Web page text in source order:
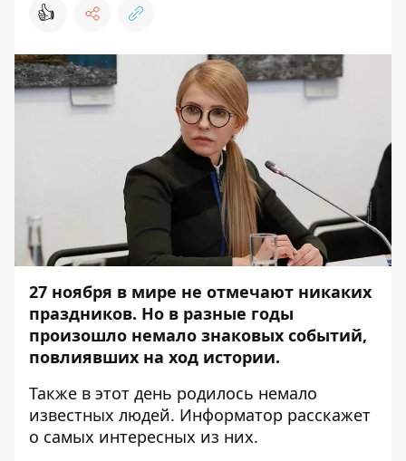
👍
27 ноября в мире не отмечают никаких
праздников. Но в разные годы
произошло немало знаковых событий,
повлиявших на ход истории.
Также в этот день родилось немало
известных людей. Информатор расскажет
о самых интересных из них.